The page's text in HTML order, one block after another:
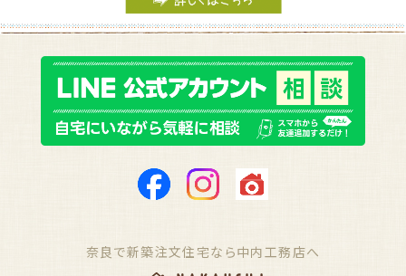
奈良で新築注文住宅なら中内工務店へ